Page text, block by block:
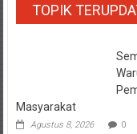
TOPIK
Masyarakat
Agustus 8, 2026 0